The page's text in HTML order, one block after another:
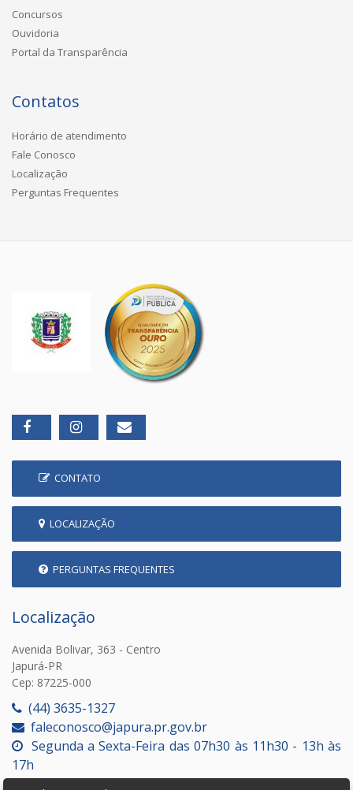
Concursos
Ouvidoria
Portal da Transparência
Contatos
Horário de atendimento
Fale Conosco
Localização
Perguntas Frequentes
CONTATO
LOCALIZAÇÃO
PERGUNTAS FREQUENTES
Localização
Avenida Bolivar, 363 - Centro
Japurá-PR
Cep: 87225-000
(44) 3635-1327
faleconosco@japura.pr.gov.br
Segunda a Sexta-Feira das 07h30 às 11h30 - 13h às
17h